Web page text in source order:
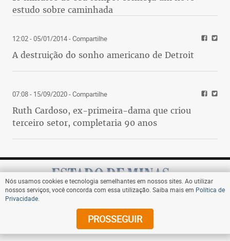
estudo sobre caminhada
12:02 - 05/01/2014- Compartilhe
A destruição do sonho americano de Detroit
07:08 - 15/09/2020- Compartilhe
Ruth Cardoso, ex-primeira-dama que criou
terceiro setor, completaria 90 anos
Assine
Nós usamos cookies e tecnologia semelhantes em nossos sites. Ao utilizar
nossos serviços, você concorda com essa utilização. Saiba mais em Política de
Privacidade
PROSSEGUIR